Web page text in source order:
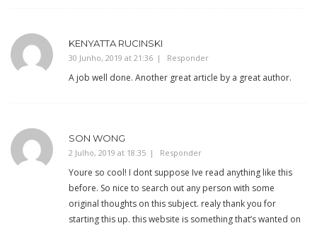
KENYATTA RUCINSKI
30 Junho, 2019 at 21:36 Responder
A job well done. Another great article by a great author.
SON WONG
2 Julho, 2019 at 18:35 Responder
Youre so cool! I dont suppose Ive read anything like this
before. So nice to search out any person with some
original thoughts on this subject. realy thank you for
starting this up. this website is something that’s wanted on